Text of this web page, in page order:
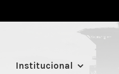
Institucional